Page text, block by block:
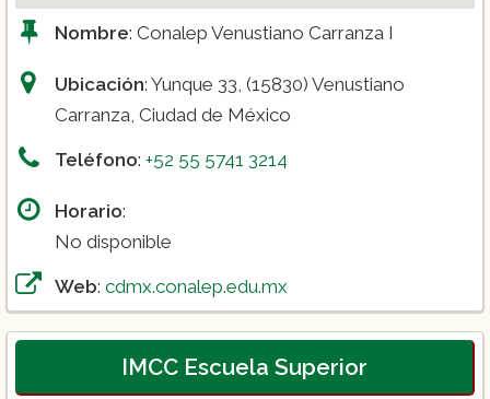
Nombre: Conalep Venustiano Carranza I
Ubicación: Yunque 33, (15830) Venustiano
Carranza, Ciudad de México
Teléfono: +52 55 5741 3214
Horario:
No disponible
Web: cdmx.conalep.edu.mx
IMCC Escuela Superior